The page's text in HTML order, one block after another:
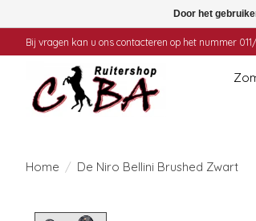
Bij vragen kan u ons contacteren op het nummer
Home / De Niro Bellini Brushed Zwart
Door het